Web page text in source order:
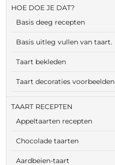
HOE DOE JE DAT?
Basis deeg recepten
Basis uitleg vullen van taart.
Taart bekleden
Taart decoraties voorbeelden
TAART RECEPTEN
Appeltaarten recepten
Chocolade taarten
Aardbeien-taart